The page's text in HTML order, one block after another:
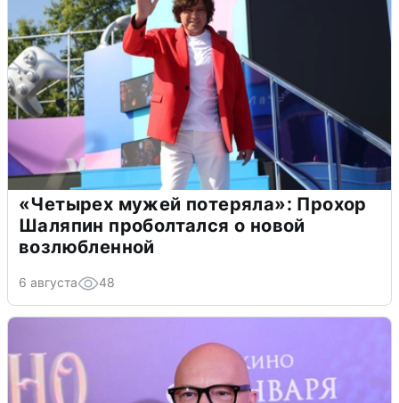
«Четырех мужей потеряла»: Прохор
Шаляпин проболтался о новой
возлюбленной
6 августа 48